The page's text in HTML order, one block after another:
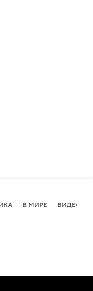
В МИРЕ ВИДЕО